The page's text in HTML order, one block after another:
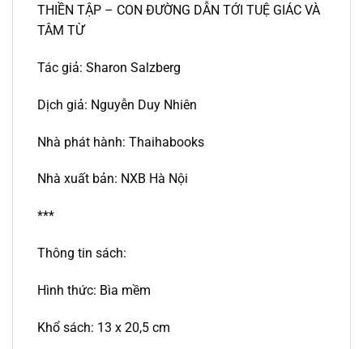
THIỀN TẬP – CON ĐƯỜNG DẪN TỚI TUỆ GIÁC VÀ
TÂM TỪ
Tác giả: Sharon Salzberg
Dịch giả: Nguyễn Duy Nhiên
Nhà phát hành: Thaihabooks
Nhà xuất bản: NXB Hà Nội
***
Thông tin sách:
Hình thức: Bìa mềm
Khổ sách: 13 x 20,5 cm